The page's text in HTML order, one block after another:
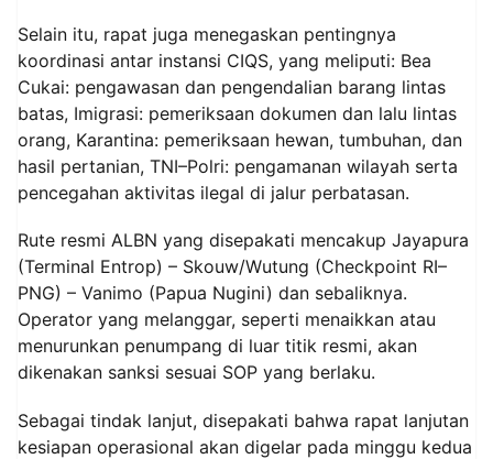
Selain itu, rapat juga menegaskan pentingnya
koordinasi antar instansi CIQS, yang meliputi: Bea
Cukai: pengawasan dan pengendalian barang lintas
batas, Imigrasi: pemeriksaan dokumen dan lalu lintas
orang, Karantina: pemeriksaan hewan, tumbuhan, dan
hasil pertanian, TNI–Polri: pengamanan wilayah serta
pencegahan aktivitas ilegal di jalur perbatasan.
Rute resmi ALBN yang disepakati mencakup Jayapura
(Terminal Entrop) – Skouw/Wutung (Checkpoint RI–
PNG) – Vanimo (Papua Nugini) dan sebaliknya.
Operator yang melanggar, seperti menaikkan atau
menurunkan penumpang di luar titik resmi, akan
dikenakan sanksi sesuai SOP yang berlaku.
Sebagai tindak lanjut, disepakati bahwa rapat lanjutan
kesiapan operasional akan digelar pada minggu kedua